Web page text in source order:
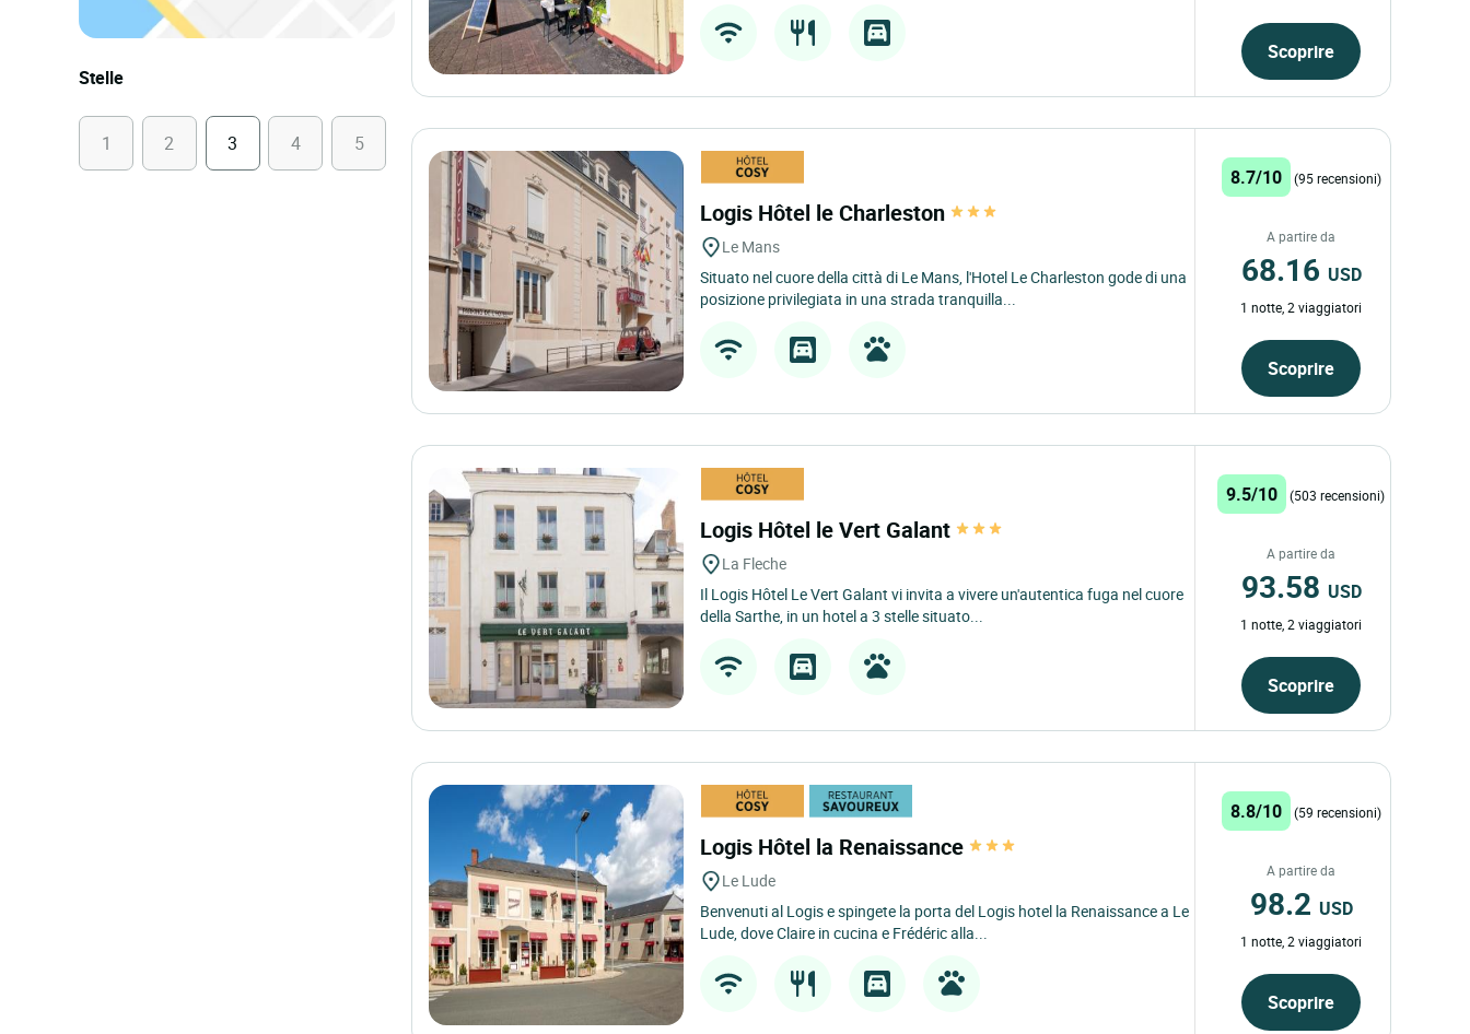
Stelle
1 2 3 4 5
Scoprire
Logis Hôtel le Charleston
Le Mans
Situato nel cuore della città di Le Mans, l'Hotel Le Charleston gode di una
posizione privilegiata in una strada tranquilla...
8.7/10 (95 recensioni)
A partire da
68.16 USD
1 notte, 2 viaggiatori
Scoprire
Logis Hôtel le Vert Galant
La Fleche
Il Logis Hôtel Le Vert Galant vi invita a vivere un'autentica fuga nel cuore
della Sarthe, in un hotel a 3 stelle situato...
9.5/10 (503 recensioni)
A partire da
93.58 USD
1 notte, 2 viaggiatori
Scoprire
Logis Hôtel la Renaissance
Le Lude
Benvenuti al Logis e spingete la porta del Logis hotel la Renaissance a Le
Lude, dove Claire in cucina e Frédéric alla...
8.8/10 (59 recensioni)
A partire da
98.2 USD
1 notte, 2 viaggiatori
Scoprire